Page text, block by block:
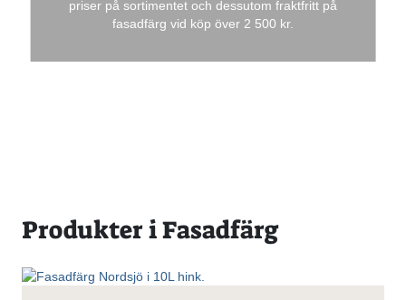
priser på sortimentet och dessutom fraktfritt på
fasadfärg vid köp över 2 500 kr.
Produkter i Fasadfärg